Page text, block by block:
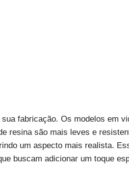
fabricação. Os modelos em
resina são mais leves e
um aspecto mais realista.
buscam adicionar um toque